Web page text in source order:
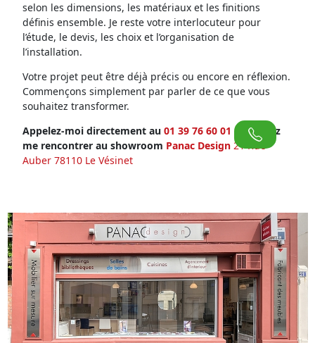
selon les dimensions, les matériaux et les finitions
définis ensemble. Je reste votre interlocuteur pour
l’étude, le devis, les choix et l’organisation de
l’installation.
Votre projet peut être déjà précis ou encore en réflexion.
Commençons simplement par parler de ce que vous
souhaitez transformer.
Appelez-moi directement au 01 39 76 60 01 ou venez
me rencontrer au showroom Panac Design 21 Rue
Auber 78110 Le Vésinet